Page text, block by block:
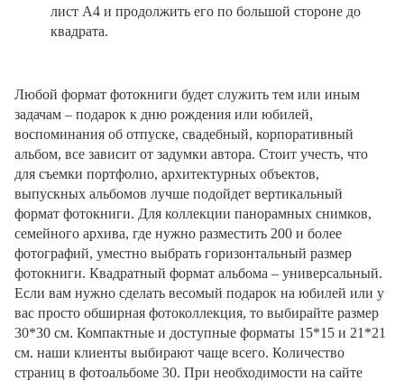
лист А4 и продолжить его по большой стороне до
квадрата.
Любой формат фотокниги будет служить тем или иным
задачам – подарок к дню рождения или юбилей,
воспоминания об отпуске, свадебный, корпоративный
альбом, все зависит от задумки автора. Стоит учесть, что
для съемки портфолио, архитектурных объектов,
выпускных альбомов лучше подойдет вертикальный
формат фотокниги. Для коллекции панорамных снимков,
семейного архива, где нужно разместить 200 и более
фотографий, уместно выбрать горизонтальный размер
фотокниги. Квадратный формат альбома – универсальный.
Если вам нужно сделать весомый подарок на юбилей или у
вас просто обширная фотоколлекция, то выбирайте размер
30*30 см. Компактные и доступные форматы 15*15 и 21*21
см. наши клиенты выбирают чаще всего. Количество
страниц в фотоальбоме 30. При необходимости на сайте